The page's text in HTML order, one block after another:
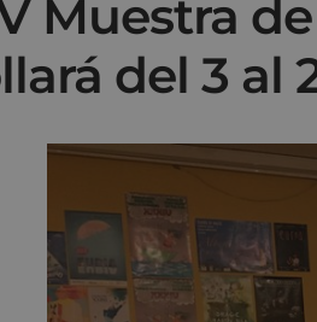
Muestra
del 3 al